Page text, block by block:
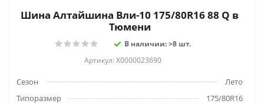
Шина Алтайшина Вли-10 175/80R16 88 Q в
Тюмени
В наличии: >8 шт.
Артикул: Х0000023690
Сезон
Лето
Типоразмер
175/80R16